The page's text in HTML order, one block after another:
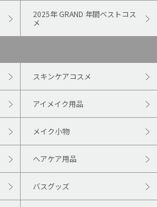
2025年 GRAND 年間ベストコス
メ
スキンケアコスメ
アイメイク用品
メイク小物
ヘアケア用品
バスグッズ